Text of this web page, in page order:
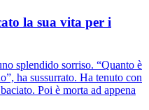
la sua vita per i
splendido sorriso. “Quanto è
ha sussurrato. Ha tenuto con
Poi è morta ad appena